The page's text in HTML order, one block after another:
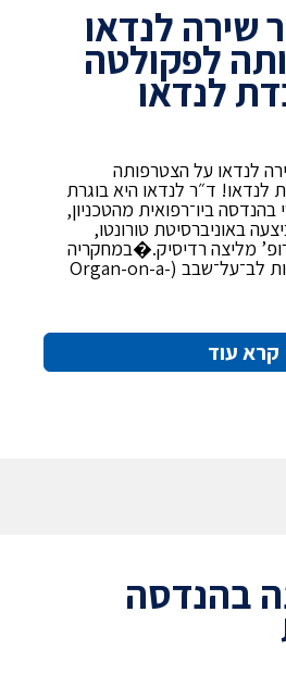
שירה לנדאו
לפקולטה
לנדאו
לנדאו על הצטרפותה
ד״ר לנדאו היא בוגרת
בהנדסה ביו־רפואית מהטכניון,
באוניברסיטת טורונטו,
מליצה רדיסיק.�במחקריה
פיתחה שירה פלטפורמות לב־על־שבב (Organ-on-a-
קרא עוד
בהנדסה